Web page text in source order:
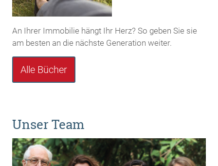
An Ihrer Immobilie hängt Ihr Herz? So geben Sie sie
am besten an die nächste Generation weiter.
Alle Bücher
Unser Team